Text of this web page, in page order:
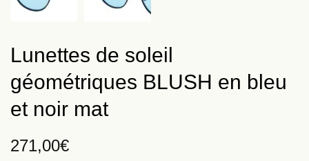
Lunettes de soleil
géométriques BLUSH en bleu
et noir mat
271,00€